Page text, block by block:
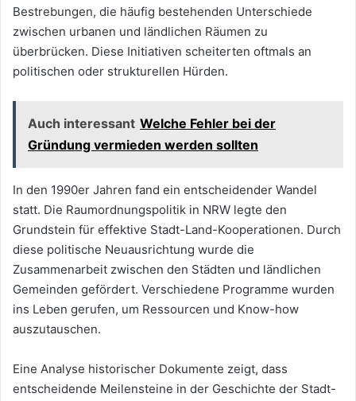
Bestrebungen, die häufig bestehenden Unterschiede
zwischen urbanen und ländlichen Räumen zu
überbrücken. Diese Initiativen scheiterten oftmals an
politischen oder strukturellen Hürden.
Auch interessant Welche Fehler bei der
Gründung vermieden werden sollten
In den 1990er Jahren fand ein entscheidender Wandel
statt. Die Raumordnungspolitik in NRW legte den
Grundstein für effektive Stadt-Land-Kooperationen. Durch
diese politische Neuausrichtung wurde die
Zusammenarbeit zwischen den Städten und ländlichen
Gemeinden gefördert. Verschiedene Programme wurden
ins Leben gerufen, um Ressourcen und Know-how
auszutauschen.
Eine Analyse historischer Dokumente zeigt, dass
entscheidende Meilensteine in der Geschichte der Stadt-